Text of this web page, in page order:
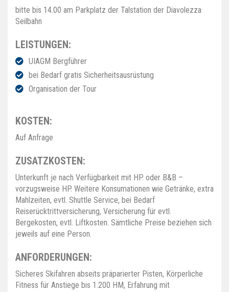
bitte bis 14.00 am Parkplatz der Talstation der Diavolezza
Seilbahn
LEISTUNGEN:
UIAGM Bergführer
bei Bedarf gratis Sicherheitsausrüstung
Organisation der Tour
KOSTEN:
Auf Anfrage
ZUSATZKOSTEN:
Unterkunft je nach Verfügbarkeit mit HP. oder B&B –
vorzugsweise HP. Weitere Konsumationen wie Getränke, extra
Mahlzeiten, evtl. Shuttle Service, bei Bedarf
Reiserücktrittversicherung, Versicherung für evtl.
Bergekosten, evtl. Liftkosten. Sämtliche Preise beziehen sich
jeweils auf eine Person.
ANFORDERUNGEN:
Sicheres Skifahren abseits präparierter Pisten, Körperliche
Fitness für Anstiege bis 1.200 HM, Erfahrung mit